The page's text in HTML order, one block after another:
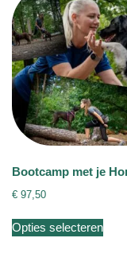
Bootcamp met je
€ 97,50
Opties selecteren